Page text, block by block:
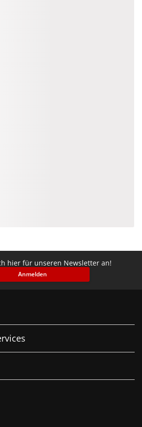
hier für unseren Newsletter an!
Anmelden